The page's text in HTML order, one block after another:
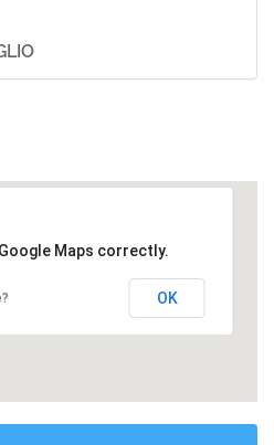
Maps correctly.
OK